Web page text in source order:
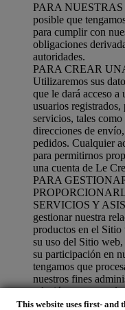
This website uses first- and
PARA
posible que
para cumplir con
obligaciones
autoridades.
PARA CREAR
Utilizaremos sus
que le dará acceso a
usuarios
servicios, tales
direcciones de
pedidos. Cualquier
para permitirnos
una cuenta de Le
PARA
SERVICIOS Y
gestionar nuestra
productos en el Sitio
su uso del Sitio
su participación en
tengamos que
nuestros fines
relación contractual
y auditoría,